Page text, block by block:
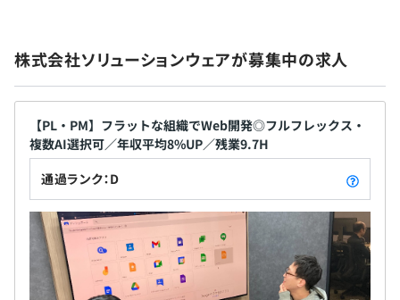
・志向診断アプリの受託開発（要件定義、設計、実装、テ
スト）
テスト）
・クローリングシステムの受託開発（設計、実装、テス
ト）
・レガシーシステムのリプレース支援（ボトルネック分
析、改善策／リプレース範囲検討、実装、テスト、運用）
・EC-CUBEのカスタマイズ（要件定義、設計、実装、テ
スト、運用）
・Seleniumによるテスト業務改善支援（テスト計画策定
／実装／運用改善）
株式会社ソリューションウェアが募集中の求人
【PL・PM】フラットな組織でWeb開発◎フルフレックス・
複数AI選択可／年収平均8%UP／残業9.7H
通過ランク：D